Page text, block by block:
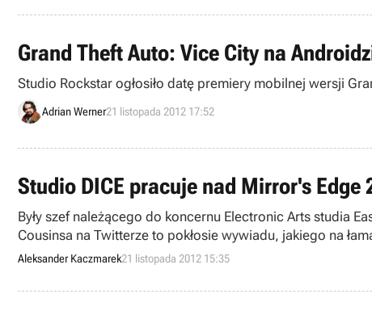
Grand Theft Auto: Vice City na
Studio Rockstar ogłosiło datę premiery mobilnej wersji
Adrian Werner21 listopada 2012 17:52
Studio DICE pracuje nad Mirror's Edge
Były szef należącego do koncernu Electronic Arts studia
Cousinsa na Twitterze to pokłosie wywiadu, jakiego na
Aleksander Kaczmarek21 listopada 2012 15:35